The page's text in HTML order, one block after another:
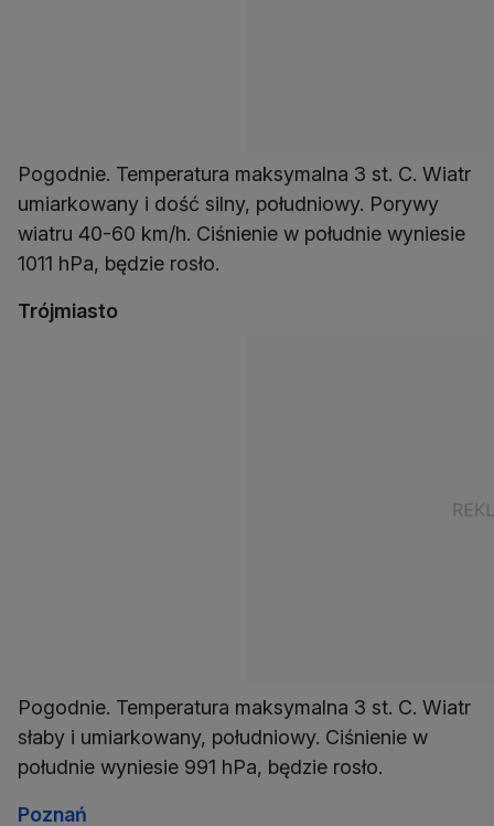
Pogodnie. Temperatura maksymalna 3 st. C. Wiatr
umiarkowany i dość silny, południowy. Porywy
wiatru 40-60 km/h. Ciśnienie w południe wyniesie
1011 hPa, będzie rosło.
Trójmiasto
Pogodnie. Temperatura maksymalna 3 st. C. Wiatr
słaby i umiarkowany, południowy. Ciśnienie w
południe wyniesie 991 hPa, będzie rosło.
Poznań